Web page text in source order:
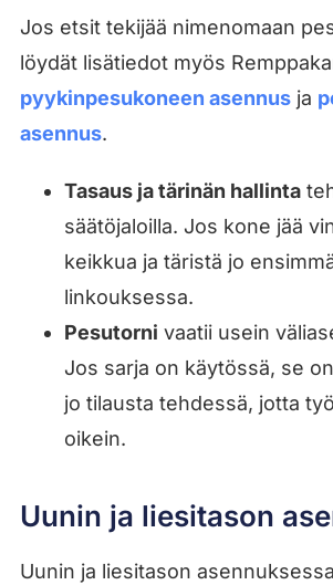
Jos etsit tekijää nimenomaan
löydät lisätiedot myös
pyykinpesukoneen asennusja
asennus.
Tasaus ja tärinän hallinta
säätöjaloilla. Jos kone jää
keikkua ja täristä jo
linkouksessa.
Pesutorni vaatii usein
Jos sarja on käytössä, se
jo tilausta tehdessä, jotta
oikein.
Uunin ja liesitason
Uunin ja liesitason